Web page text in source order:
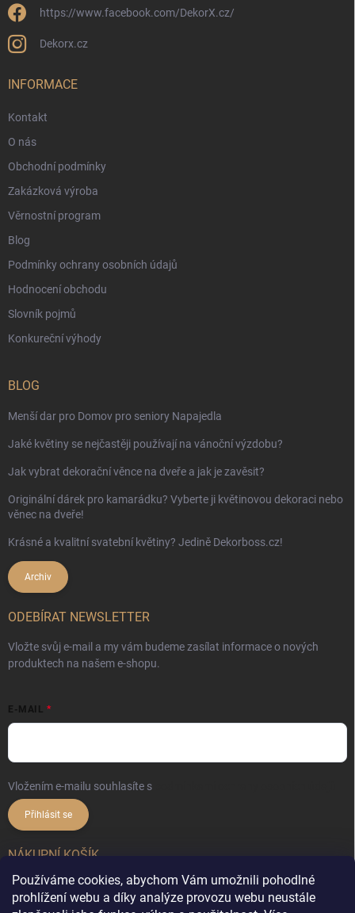
Používáme cookies, abychom Vám umožnili pohodlné
prohlížení webu a díky analýze provozu webu neustále
https://www.facebook.com/DekorX.cz/
Dekorx.cz
INFORMACE
Kontakt
O nás
Obchodní podmínky
Zakázková výroba
Věrnostní program
Blog
Podmínky ochrany osobních údajů
Hodnocení obchodu
Slovník pojmů
Konkureční výhody
BLOG
Menší dar pro Domov pro seniory Napajedla
Jaké květiny se nejčastěji používají na vánoční výzdobu?
Jak vybrat dekorační věnce na dveře a jak je zavěsit?
Originální dárek pro kamarádku? Vyberte ji květinovou dekoraci nebo
věnec na dveře!
Krásné a kvalitní svatební květiny? Jedině Dekorboss.cz!
Archiv
ODEBÍRAT NEWSLETTER
Vložte svůj e-mail a my vám budeme zasílat informace o nových
produktech na našem e-shopu.
E-MAIL
Vložením e-mailu souhlasíte s
Přihlásit se
NÁKUPNÍ KOŠÍK
0ks /0 Kč